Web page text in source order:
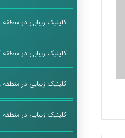
کلینیک زیبایی در منطقه 16
کلینیک زیبایی در منطقه 17
کلینیک زیبایی در منطقه 18
کلینیک زیبایی در منطقه 19